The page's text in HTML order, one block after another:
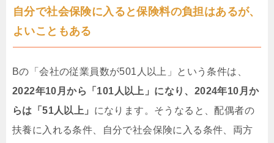
自分で社会保険に入ると保険料の負担はあるが、
よいこともある
Bの「会社の従業員数が501人以上」という条件は、
2022年10月から「101人以上」になり、2024年10月か
らは「51人以上」 になります。そうなると、配偶者の
扶養に入れる条件、自分で社会保険に入る条件、両方